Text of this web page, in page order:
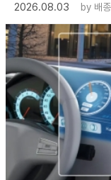
2026.08.03
by 배